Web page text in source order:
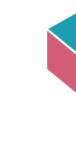
PRIMA
VEDI I LAVORI /
Nuovo progetto